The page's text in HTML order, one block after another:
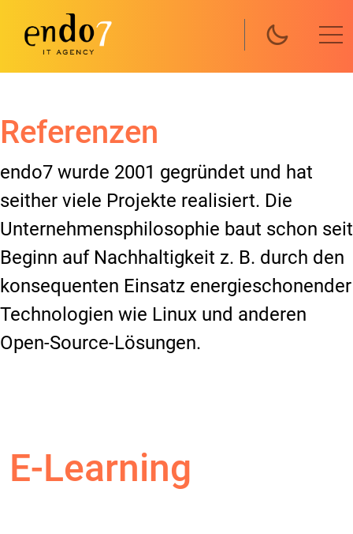
Referenzen
endo7 wurde 2001 gegründet und hat
seither viele Projekte realisiert. Die
Unternehmensphilosophie baut schon seit
Beginn auf Nachhaltigkeit z. B. durch den
konsequenten Einsatz energieschonender
Technologien wie Linux und anderen
Open-Source-Lösungen.
E-Learning